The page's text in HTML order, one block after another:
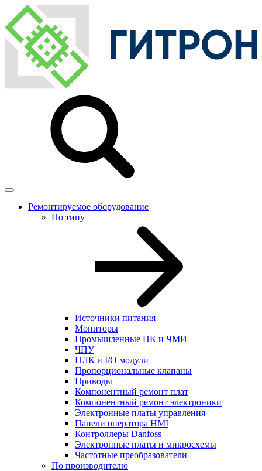
Ремонтируемое оборудование
По типу
Источники питания
Мониторы
Промышленные ПК и ЧМИ
ЧПУ
ПЛК и I/O модули
Пропорциональные клапаны
Приводы
Компонентный ремонт плат
Компонентный ремонт электроники
Электронные платы управления
Панели оператора HMI
Контроллеры Danfoss
Электронные платы и микросхемы
Частотные преобразователи
По производителю